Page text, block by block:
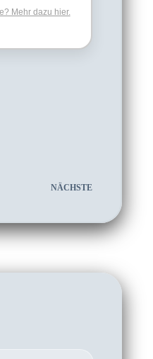
Mehr dazu hier.
NÄCHSTE